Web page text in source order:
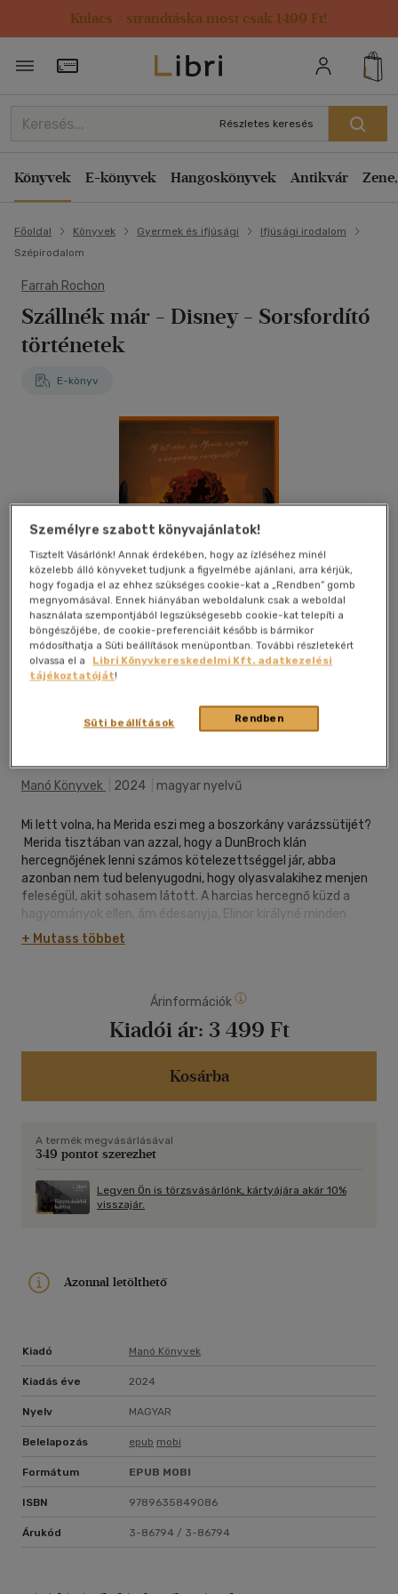
Kulacs / strandtáska most csak 1499 Ft!
Törzsvásárlói Kártya adatai
Részletes keresés
Könyvek E-könyvek Hangoskönyvek Antikvár
Főoldal Könyvek Gyermek és ifjúsági
Ifjúsági irodalom
Szépirodalom
Farrah Rochon
Szállnék már - Disney - Sorsfordító
történetek
E-könyv
Kívánságlistához adom
Manó Könyvek 2024 magyar nyelvű
Mi lett volna, ha Merida eszi meg a boszorkány varázssütijét?
Merida tisztában van azzal, hogy a DunBroch klán
hercegnőjének lenni számos kötelezettséggel jár, abba
azonban nem tud belenyugodni, hogy olyasvalakihez menjen
feleségül, akit sohasem látott. A harcias hercegnő küzd a
hagyományok ellen, ám édesanyja, Elinor királyné minden
erejével ragaszkodik hozzájuk. A lány az erdő mélyén egy
kunyhóra bukkan, ahol egy boszorkánytól varázserejű
inkább ő maga eszi meg a bűvös finomságot... és a múltba
repül, ahol a saját, vele egyidős anyukájával találja szemben
magát, aki egy tőrt tart a torkához, mert kémnek hiszi. Abban
az időben a szülei klánjai ugyanis esküdt ellenségek
voltak. Vajon sikerül időben kibékítenie a két családot? Vagy a
+ Mutass többet
Árinformációk
Kiadói ár: 3 499 Ft
Kosárba
A termék megvásárlásával
349 pontot szerezhet
Legyen Ön is törzsvásárlónk, kártyájára akár 10%
visszajár.
Azonnal letölthető
Kiadó Manó Könyvek
Kiadás éve 2024
Nyelv MAGYAR
Belelapozás epub mobi
Formátum EPUB MOBI
ISBN 9789635849086
Árukód 3-86794 / 3-86794
Személyre szabott könyvajánlatok!
Tisztelt Vásárlónk! Annak érdekében, hogy az ízléséhez minél
közelebb álló könyveket tudjunk a figyelmébe ajánlani, arra kérjük,
hogy fogadja el az ehhez szükséges cookie-kat a „Rendben” gomb
megnyomásával. Ennek hiányában weboldalunk csak a weboldal
használata szempontjából legszükségesebb cookie-kat telepíti a
böngészőjébe, de cookie-preferenciáit később is bármikor
módosíthatja a Süti beállítások menüpontban. További részletekért
olvassa el a
Libri Könyvkereskedelmi Kft. adatkezelési
tájékoztatóját!
Rendben
Süti beállítások